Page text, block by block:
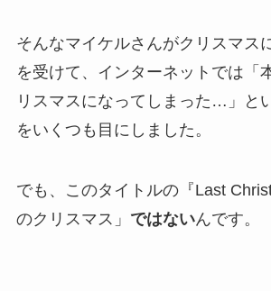
そんなマイケルさんがクリスマス
を受けて、インターネットでは「
リスマスになってしまった…」と
をいくつも目にしました。
でも、このタイトルの『Last
のクリスマス」 ではないんです。